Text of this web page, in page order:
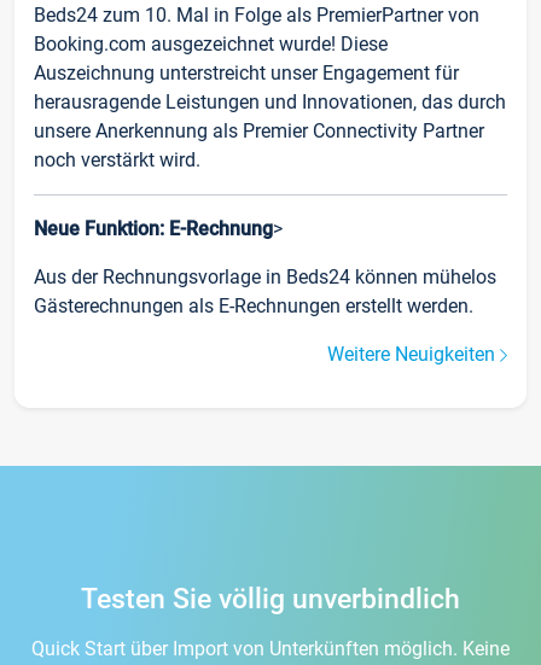
Beds24 zum 10. Mal in Folge als PremierPartner von
Booking.com ausgezeichnet wurde! Diese
Auszeichnung unterstreicht unser Engagement für
herausragende Leistungen und Innovationen, das durch
unsere Anerkennung als Premier Connectivity Partner
noch verstärkt wird.
Neue Funktion: E-Rechnung>
Aus der Rechnungsvorlage in Beds24 können mühelos
Gästerechnungen als E-Rechnungen erstellt werden.
Weitere Neuigkeiten
Testen Sie völlig unverbindlich
Quick Start über Import von Unterkünften möglich. Keine